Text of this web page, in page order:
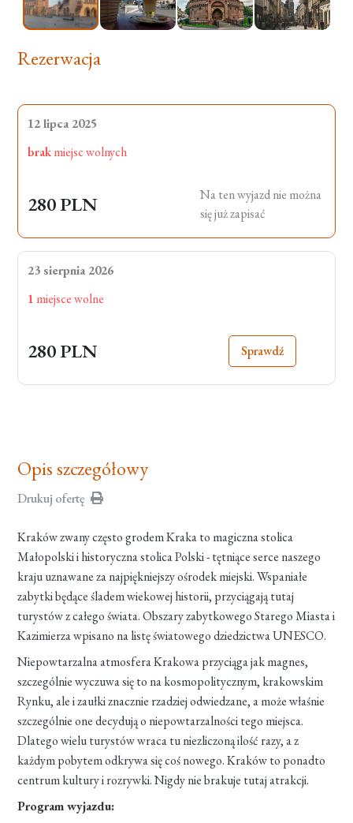
Rezerwacja
12 lipca 2025
brakmiejsc wolnych
280 PLN
Na ten wyjazd nie można
się już zapisać
23 sierpnia 2026
1 miejsce wolne
280 PLN Sprawdź
Opis szczegółowy
Drukuj ofertę
Kraków zwany często grodem Kraka to magiczna stolica
Małopolski i historyczna stolica Polski - tętniące serce naszego
kraju uznawane za najpiękniejszy ośrodek miejski. Wspaniałe
zabytki będące śladem wiekowej historii, przyciągają tutaj
turystów z całego świata. Obszary zabytkowego Starego Miasta i
Kazimierza wpisano na listę światowego dziedzictwa UNESCO.
Niepowtarzalna atmosfera Krakowa przyciąga jak magnes,
szczególnie wyczuwa się to na kosmopolitycznym, krakowskim
Rynku, ale i zaułki znacznie rzadziej odwiedzane, a może właśnie
szczególnie one decydują o niepowtarzalności tego miejsca.
Dlatego wielu turystów wraca tu niezliczoną ilość razy, a z
każdym pobytem odkrywa się coś nowego. Kraków to ponadto
centrum kultury i rozrywki. Nigdy nie brakuje tutaj atrakcji.
Program wyjazdu: